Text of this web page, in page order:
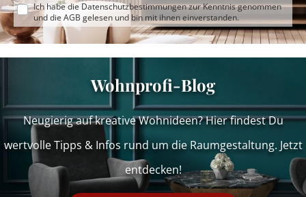
Ich habe die Datenschutzbestimmungenzur Kenntnis genommen
und die AGB gelesen und bin mit ihnen einverstanden.
Wohnprofi-Blog
Neugierig auf kreative Wohnideen? Hier findest Du
wertvolle Tipps & Infos rund um die Raumgestaltung. Jetzt
entdecken!